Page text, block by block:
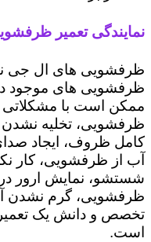
نمایندگی تعمیر
ظرفشویی های ال جی
ظرفشویی های موجود در
ممکن است با
ظرفشویی، تخلیه
کامل ظروف، ایجاد
آب از ظرفشویی، کار
شستشو، نمایش ارور در
ظرفشویی، گرم نشدن
تخصص و دانش یک
است.